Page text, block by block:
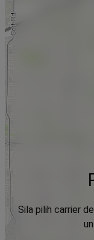
Sila pilih carrier